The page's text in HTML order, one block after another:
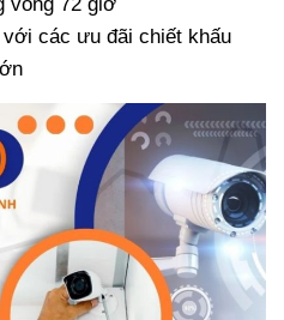
các ưu đãi chiết khấu